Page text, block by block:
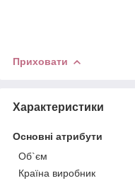
Приховати
Характеристики
Основні атрибути
Об`єм
Країна виробник